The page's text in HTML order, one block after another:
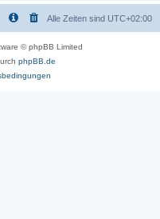
Alle Zeiten sind UTC+02:00
© phpBB Limited
phpBB.de